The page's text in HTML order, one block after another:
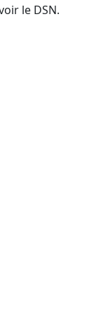
le DSN.